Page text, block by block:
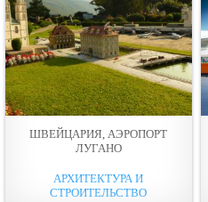
ШВЕЙЦАРИЯ, АЭРОПОРТ
ЛУГАНО
АРХИТЕКТУРА И
СТРОИТЕЛЬСТВО